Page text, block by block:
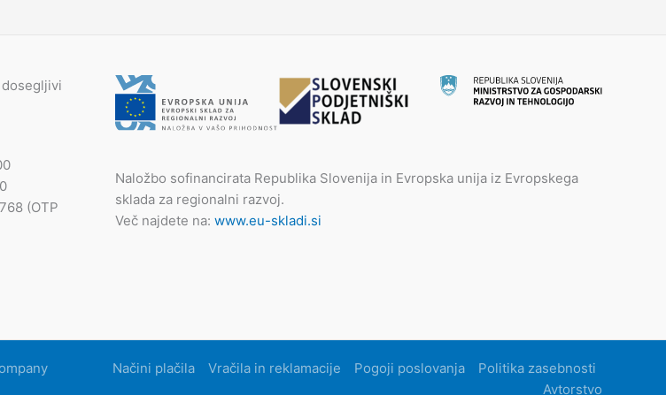
(OTP
Naložbo sofinancirata Republika Slovenija in Evropska unija iz Evropskega
sklada za regionalni razvoj.
Več najdete na: www.eu-skladi.si
Načini plačila Vračila in reklamacije Pogoji poslovanja
Politika zasebnosti
Avtorstvo